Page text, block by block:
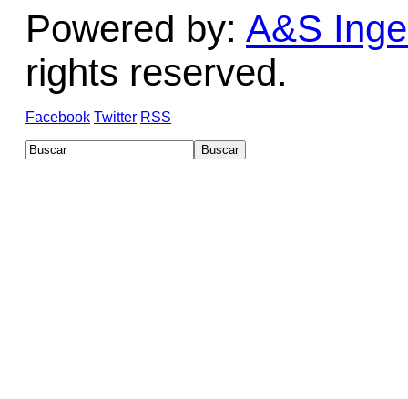
Powered by: A&S
rights reserved.
Facebook Twitter RSS